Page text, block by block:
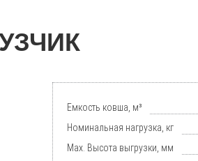
Емкость ковша, м³
Номинальная нагрузка, кг
Мах. Высота выгрузки, мм